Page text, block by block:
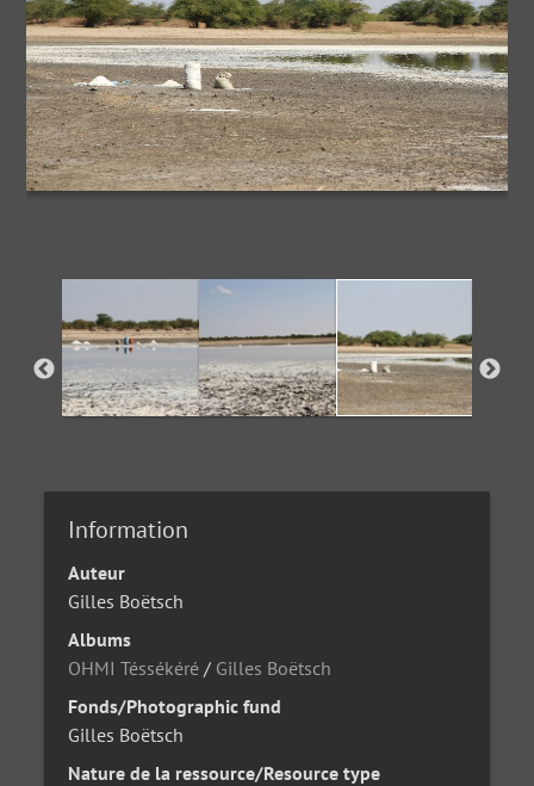
Information
Auteur
Gilles Boëtsch
Albums
OHMI Téssékéré / Gilles Boëtsch
Fonds/Photographic fund
Gilles Boëtsch
Nature de la ressource/Resource type